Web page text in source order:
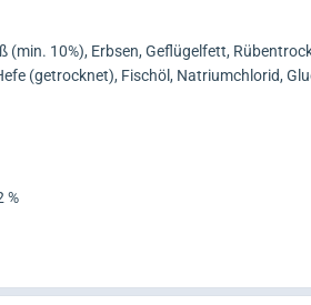
10%), Erbsen, Geflügelfett,
(getrocknet), Fischöl, Natriumchlorid,
%